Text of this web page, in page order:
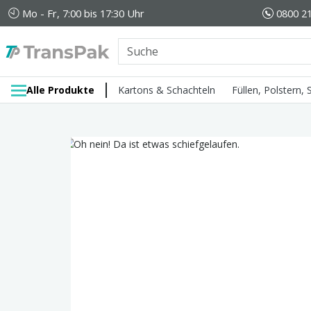
Mo - Fr, 7:00 bis 17:30 Uhr 0800
Alle Produkte Kartons & Schachteln Füllen, Polstern,